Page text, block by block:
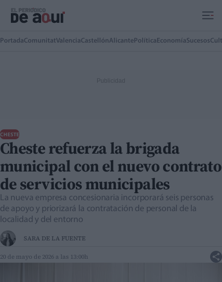
PortadaComunitatValenciaCastellónAlicante Política EconomíaSucesos
CHESTE
Cheste refuerza la brigada
municipal con el nuevo contrato
de servicios municipales
La nueva empresa concesionaria incorporará seis personas
de apoyo y priorizará la contratación de personal de la
localidad y del entorno
SARA DE LA FUENTE
20 de mayo de 2026 a las 13:00h